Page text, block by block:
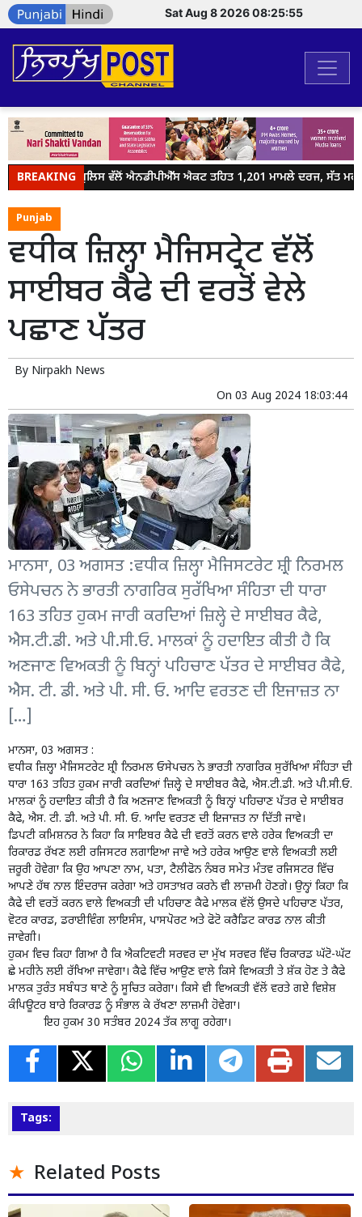
Sat Aug 8 2026 08:25:55
BREAKING
ਜਲੰਧਰ ਪੁਲਿਸ ਵੱਲੋਂ ਐਨਡੀਪੀਐੱਸ ਐਕਟ ਤਹਿਤ 1,201 ਮਾਮਲੇ ਦਰਜ, ਸੱਤ
Punjab
ਵਧੀਕ ਜ਼ਿਲ੍ਹਾ ਮੈਜਿਸਟ੍ਰੇਟ ਵੱਲੋਂ
ਸਾਈਬਰ ਕੈਫੇ ਦੀ ਵਰਤੋਂ ਵੇਲੇ
ਪਛਾਣ ਪੱਤਰ
By Nirpakh News
On 03 Aug 2024 18:03:44
ਮਾਨਸਾ, 03 ਅਗਸਤ :ਵਧੀਕ ਜ਼ਿਲ੍ਹਾ ਮੈਜਿਸਟਰੇਟ ਸ਼੍ਰੀ ਨਿਰਮਲ
ਓਸੇਪਚਨ ਨੇ ਭਾਰਤੀ ਨਾਗਰਿਕ ਸੁਰੱਖਿਆ ਸੰਹਿਤਾ ਦੀ ਧਾਰਾ
163 ਤਹਿਤ ਹੁਕਮ ਜਾਰੀ ਕਰਦਿਆਂ ਜ਼ਿਲ੍ਹੇ ਦੇ ਸਾਈਬਰ ਕੈਫੇ,
ਐਸ.ਟੀ.ਡੀ. ਅਤੇ ਪੀ.ਸੀ.ਓ. ਮਾਲਕਾਂ ਨੂੰ ਹਦਾਇਤ ਕੀਤੀ ਹੈ ਕਿ
ਅਣਜਾਣ ਵਿਅਕਤੀ ਨੂੰ ਬਿਨ੍ਹਾਂ ਪਹਿਚਾਣ ਪੱਤਰ ਦੇ ਸਾਈਬਰ ਕੈਫੇ,
ਐਸ. ਟੀ. ਡੀ. ਅਤੇ ਪੀ. ਸੀ. ਓ. ਆਦਿ ਵਰਤਣ ਦੀ ਇਜਾਜ਼ਤ ਨਾ
[…]
ਮਾਨਸਾ, 03 ਅਗਸਤ :
ਵਧੀਕ ਜ਼ਿਲ੍ਹਾ ਮੈਜਿਸਟਰੇਟ ਸ਼੍ਰੀ ਨਿਰਮਲ ਓਸੇਪਚਨ ਨੇ ਭਾਰਤੀ ਨਾਗਰਿਕ ਸੁਰੱਖਿਆ ਸੰਹਿਤਾ ਦੀ
ਧਾਰਾ 163 ਤਹਿਤ ਹੁਕਮ ਜਾਰੀ ਕਰਦਿਆਂ ਜ਼ਿਲ੍ਹੇ ਦੇ ਸਾਈਬਰ ਕੈਫੇ, ਐਸ.ਟੀ.ਡੀ. ਅਤੇ ਪੀ.ਸੀ.ਓ.
ਮਾਲਕਾਂ ਨੂੰ ਹਦਾਇਤ ਕੀਤੀ ਹੈ ਕਿ ਅਣਜਾਣ ਵਿਅਕਤੀ ਨੂੰ ਬਿਨ੍ਹਾਂ ਪਹਿਚਾਣ ਪੱਤਰ ਦੇ ਸਾਈਬਰ
ਕੈਫੇ, ਐਸ. ਟੀ. ਡੀ. ਅਤੇ ਪੀ. ਸੀ. ਓ. ਆਦਿ ਵਰਤਣ ਦੀ ਇਜਾਜ਼ਤ ਨਾ ਦਿੱਤੀ ਜਾਵੇ।
ਡਿਪਟੀ ਕਮਿਸ਼ਨਰ ਨੇ ਕਿਹਾ ਕਿ ਸਾਇਬਰ ਕੈਫੇ ਦੀ ਵਰਤੋਂ ਕਰਨ ਵਾਲੇ ਹਰੇਕ ਵਿਅਕਤੀ ਦਾ
ਰਿਕਾਰਡ ਰੱਖਣ ਲਈ ਰਜਿਸਟਰ ਲਗਾਇਆ ਜਾਵੇ ਅਤੇ ਹਰੇਕ ਆਉਣ ਵਾਲੇ ਵਿਅਕਤੀ ਲਈ
ਜ਼ਰੂਰੀ ਹੋਵੇਗਾ ਕਿ ਉਹ ਆਪਣਾ ਨਾਮ, ਪਤਾ, ਟੈਲੀਫੋਨ ਨੰਬਰ ਸਮੇਤ ਮੰਤਵ ਰਜਿਸਟਰ ਵਿੱਚ
ਆਪਣੇ ਹੱਥ ਨਾਲ ਇੰਦਰਾਜ ਕਰੇਗਾ ਅਤੇ ਹਸਤਾਖ਼ਰ ਕਰਨੇ ਵੀ ਲਾਜ਼ਮੀ ਹੋਣਗੇ। ਉਨ੍ਹਾਂ ਕਿਹਾ ਕਿ
ਕੈਫੇ ਦੀ ਵਰਤੋਂ ਕਰਨ ਵਾਲੇ ਵਿਅਕਤੀ ਦੀ ਪਹਿਚਾਣ ਕੈਫੇ ਮਾਲਕ ਵੱਲੋਂ ਉਸਦੇ ਪਹਿਚਾਣ ਪੱਤਰ,
ਵੋਟਰ ਕਾਰਡ, ਡਰਾਈਵਿੰਗ ਲਾਇਸੰਸ, ਪਾਸਪੋਰਟ ਅਤੇ ਫੋਟੋ ਕਰੈਡਿਟ ਕਾਰਡ ਨਾਲ ਕੀਤੀ
ਜਾਵੇਗੀ।
ਹੁਕਮ ਵਿਚ ਕਿਹਾ ਗਿਆ ਹੈ ਕਿ ਐਕਟਿਵਟੀ ਸਰਵਰ ਦਾ ਮੁੱਖ ਸਰਵਰ ਵਿੱਚ ਰਿਕਾਰਡ ਘੱਟੋ-ਘੱਟ
ਛੇ ਮਹੀਨੇ ਲਈ ਰੱਖਿਆ ਜਾਵੇਗਾ। ਕੈਫੇ ਵਿੱਚ ਆਉਣ ਵਾਲੇ ਕਿਸੇ ਵਿਅਕਤੀ ਤੇ ਸ਼ੱਕ ਹੋਣ ਤੇ ਕੈਫੇ
ਮਾਲਕ ਤੁਰੰਤ ਸਬੰਧਤ ਥਾਣੇ ਨੂੰ ਸੂਚਿਤ ਕਰੇਗਾ। ਕਿਸੇ ਵੀ ਵਿਅਕਤੀ ਵੱਲੋਂ ਵਰਤੇ ਗਏ ਵਿਸ਼ੇਸ਼
ਕੰਪਿਊਟਰ ਬਾਰੇ ਰਿਕਾਰਡ ਨੂੰ ਸੰਭਾਲ ਕੇ ਰੱਖਣਾ ਲਾਜ਼ਮੀ ਹੋਵੇਗਾ।
ਇਹ ਹੁਕਮ 30 ਸਤੰਬਰ 2024 ਤੱਕ ਲਾਗੂ ਰਹੇਗਾ।
Tags:
Related Posts